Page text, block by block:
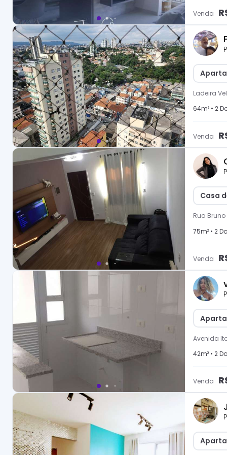
Venda
Ladeira
64m² • 2
Venda
Casa
Rua
75m² • 2
Venda
Avenida
42m² • 2
Venda